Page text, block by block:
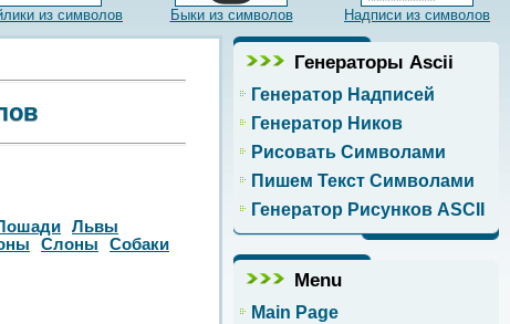
из символов Быки из символов Надписи из символов
Львы
Слоны Собаки
Генераторы Ascii
Генератор Надписей
Генератор Ников
Рисовать Символами
Пишем Текст Символами
Генератор Рисунков ASCII
Menu
Main Page